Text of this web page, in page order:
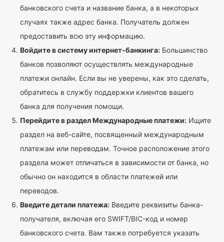
банковского счета и название банка, а в некоторых
случаях также адрес банка. Получатель должен
предоставить всю эту информацию.
Войдите в систему интернет-банкинга: Большинство
банков позволяют осуществлять международные
платежи онлайн. Если вы не уверены, как это сделать,
обратитесь в службу поддержки клиентов вашего
банка для получения помощи.
Перейдите в раздел Международные платежи: Ищите
раздел на веб-сайте, посвященный международным
платежам или переводам. Точное расположение этого
раздела может отличаться в зависимости от банка, но
обычно он находится в области платежей или
переводов.
Введите детали платежа: Введите реквизиты банка-
получателя, включая его SWIFT/BIC-код и номер
банковского счета. Вам также потребуется указать